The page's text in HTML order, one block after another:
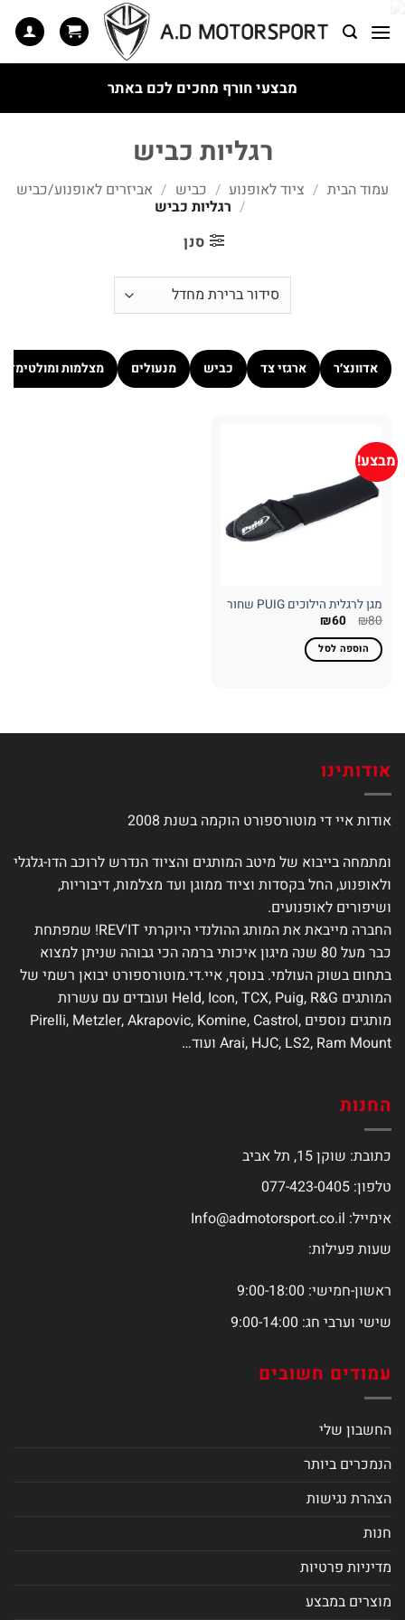
מבצעי חורף מחכים לכם באתר
רגליות כביש
עמוד הבית / ציוד לאופנוע / כביש / אביזרים לאופנוע/כביש
/ רגליות כביש
סנן
אדוונצ׳ר ארגזי צד כביש מנעולים מצלמות
מבצע!
מגן לרגלית הילוכים PUIG שחור
₪80 המחיר
היה:
₪80.
₪60 המחיר
הוא:
₪60.הוספה לסל
אודותינו
אודות איי די מוטורספורט הוקמה בשנת 2008
ומתמחה בייבוא של מיטב המותגים והציוד הנדרש לרוכב הדו-גלגלי
ולאופנוע, החל בקסדות וציוד ממוגן ועד מצלמות, דיבוריות,
ושיפורים לאופנועים.
החברה מייבאת את המותג ההולנדי היוקרתי REV'IT! שמפתחת
כבר מעל 80 שנה מיגון איכותי ברמה הכי גבוהה שניתן למצוא
בתחום בשוק העולמי. בנוסף, איי.די.מוטורספורט יבואן רשמי של
המותגים Held, Icon, TCX, Puig, R&G ועובדים עם עשרות
מותגים נוספים Pirelli, Metzler, Akrapovic, Komine, Castrol,
Arai, HJC, LS2, Ram Mount ועוד…
החנות
כתובת: שוקן 15, תל אביב
טלפון: 077-423-0405
אימייל: Info@admotorsport.co.il
שעות פעילות:
ראשון-חמישי: 9:00-18:00
שישי וערבי חג: 9:00-14:00
עמודים חשובים
החשבון שלי
הנמכרים ביותר
הצהרת נגישות
חנות
מדיניות פרטיות
מוצרים במבצע